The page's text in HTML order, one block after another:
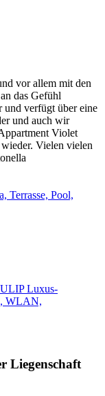
vor allem mit den
das Gefühl
und verfügt über eine
und auch wir
Violet
Vielen vielen
Terrasse, Pool,
Luxus-
WLAN,
Liegenschaft